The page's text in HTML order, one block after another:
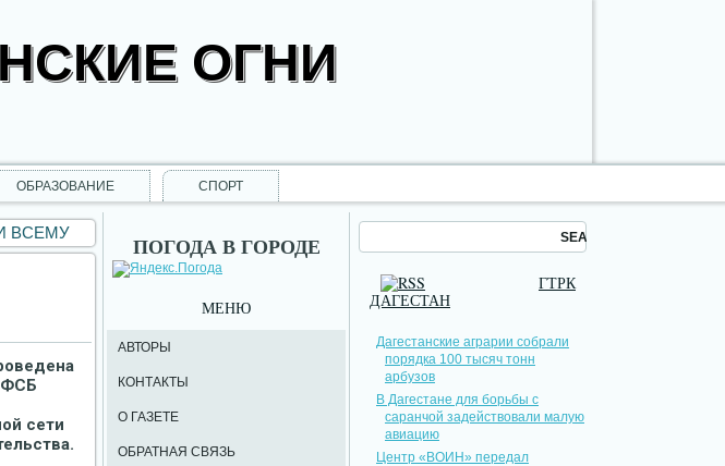
ОГНИ
ОБРАЗОВАНИЕ СПОРТ
ВСЕМУ
ФСБ
сети
ПОГОДА В ГОРОДЕ
МЕНЮ
АВТОРЫ
КОНТАКТЫ
О ГАЗЕТЕ
ОБРАТНАЯ СВЯЗЬ
ГТРК
ДАГЕСТАН
Дагестанские аграрии собрали
порядка 100 тысяч тонн
арбузов
В Дагестане для борьбы с
саранчой задействовали малую
авиацию
Центр «ВОИН» передал